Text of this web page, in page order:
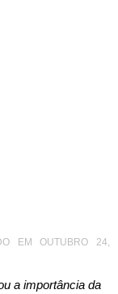
EM OUTUBRO 24,
a importância da